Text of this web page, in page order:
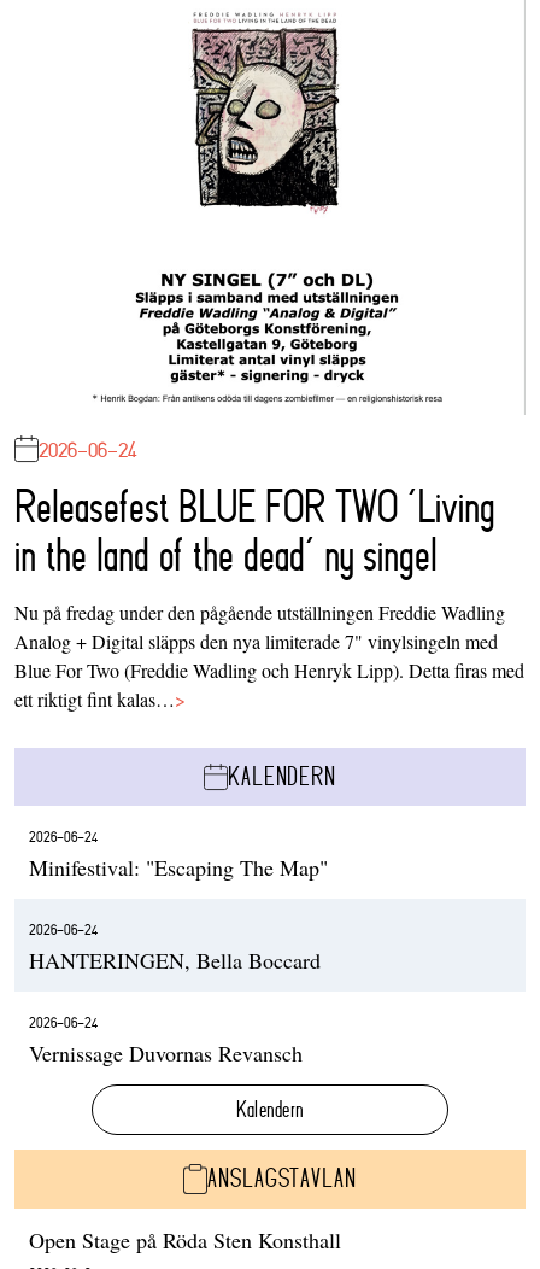
2026-06-24
Releasefest BLUE FOR TWO ‘Living
in the land of the dead’ ny singel
Nu på fredag under den pågående utställningen Freddie Wadling
Analog + Digital släpps den nya limiterade 7" vinylsingeln med
Blue For Two (Freddie Wadling och Henryk Lipp). Detta firas med
ett riktigt fint kalas…>
KALENDERN
2026-06-24
Minifestival: "Escaping The Map"
2026-06-24
HANTERINGEN, Bella Boccard
2026-06-24
Vernissage Duvornas Revansch
Kalendern
ANSLAGSTAVLAN
Open Stage på Röda Sten Konsthall